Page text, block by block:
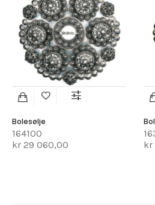
Bolesølje
164100
kr 29 060,00
kr